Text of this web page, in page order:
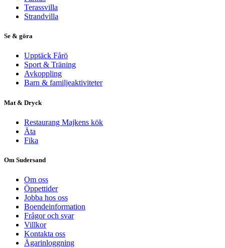
Terassvilla
Strandvilla
Se & göra
Upptäck Fårö
Sport & Träning
Avkoppling
Barn & familjeaktiviteter
Mat & Dryck
Restaurang Majkens kök
Äta
Fika
Om Sudersand
Om oss
Öppettider
Jobba hos oss
Boendeinformation
Frågor och svar
Villkor
Kontakta oss
Ägarinloggning